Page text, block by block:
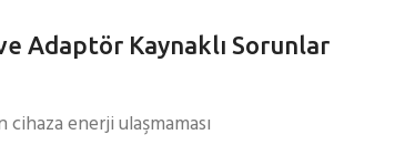
Adaptör Kaynaklı Sorunlar
enerji ulaşmaması